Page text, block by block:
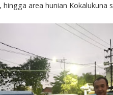
area hunian Kokalukuna